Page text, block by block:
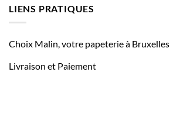
LIENS PRATIQUES
Choix Malin, votre papeterie à Bruxelles
Livraison et Paiement